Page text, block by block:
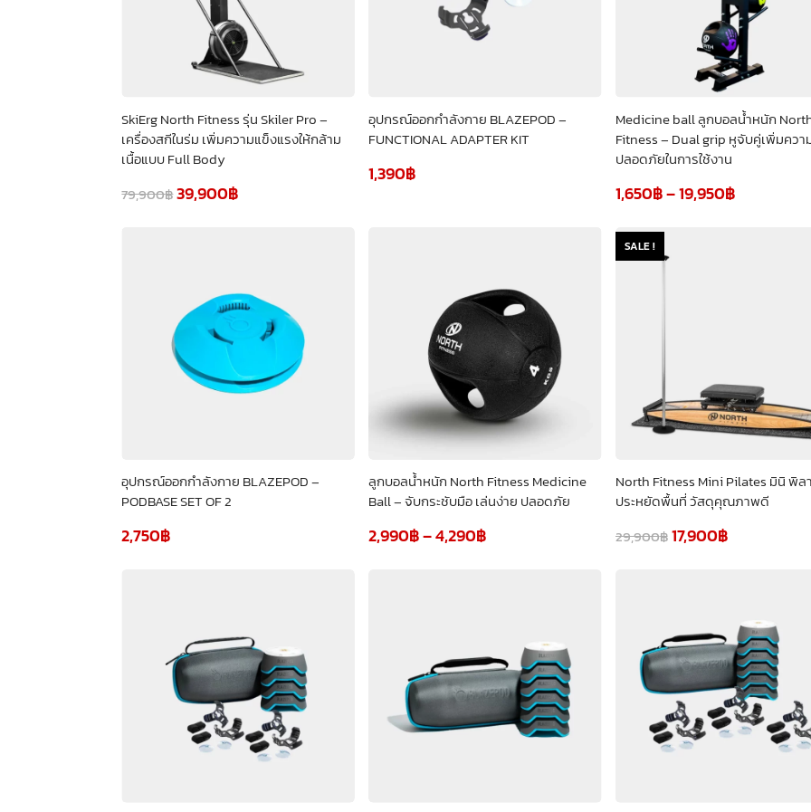
SkiErg North Fitness รุ่น Skiler Pro –
เครื่องสกีในร่ม เพิ่มความแข็งแรงให้กล้าม
เนื้อแบบ Full Body
79,900฿39,900฿
อุปกรณ์ออกกำลังกาย BLAZEPOD –
FUNCTIONAL ADAPTER KIT
1,390฿
Medicine ball ลูกบอลน้ำหนัก
Fitness – Dual grip หูจับคู่เพิ่มควา
ปลอดภัยในการใช้งาน
1,650฿–19,950฿
อุปกรณ์ออกกำลังกาย BLAZEPOD –
PODBASE SET OF 2
2,750฿
ลูกบอลน้ำหนัก North Fitness Medicine
Ball – จับกระชับมือ เล่นง่าย ปลอดภัย
2,990฿–4,290฿
SALE !
North Fitness Mini Pilates มินิ พิล
ประหยัดพื้นที่ วัสดุคุณภาพดี
29,900฿17,900฿